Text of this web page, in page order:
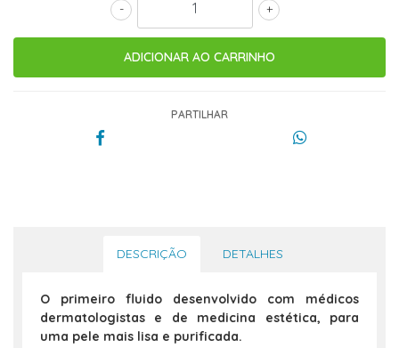
+
-
PARTILHAR
DESCRIÇÃO DETALHES
O primeiro fluido desenvolvido com médicos
dermatologistas e de medicina estética, para
uma pele mais lisa e purificada.